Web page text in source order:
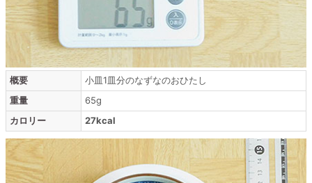
概要
小皿1皿分のなずなのおひたし
重量
65g
カロリー
27kcal